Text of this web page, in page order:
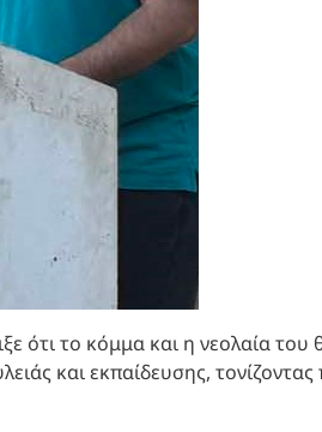
ότι το κόμμα και η νεολαία του
και εκπαίδευσης,